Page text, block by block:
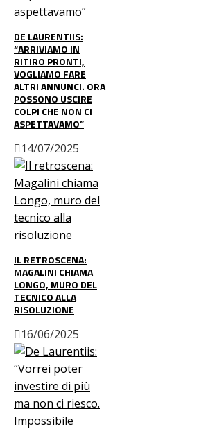
DE LAURENTIIS:
“ARRIVIAMO IN
RITIRO PRONTI,
VOGLIAMO FARE
ALTRI ANNUNCI. ORA
POSSONO USCIRE
COLPI CHE NON CI
ASPETTAVAMO”
14/07/2025
IL RETROSCENA:
MAGALINI CHIAMA
LONGO, MURO DEL
TECNICO ALLA
RISOLUZIONE
16/06/2025